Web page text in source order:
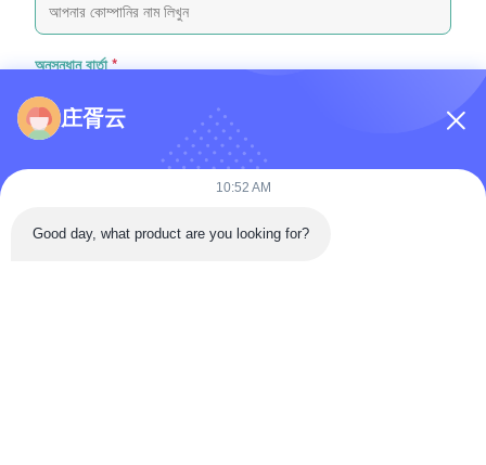
অনুসন্ধান বার্তা *
ফাইল যুক্ত করুন
庄胥云
10:52 AM
Good day, what product are you looking for?